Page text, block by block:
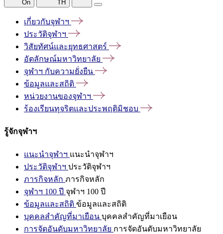
On TH
เกี่ยวกับจุฬาฯ
ประวัติจุฬาฯ
วิสัยทัศน์และยุทธศาสตร์
อัตลักษณ์มหาวิทยาลัย
จุฬาฯ กับความยั่งยืน
ข้อมูลและสถิติ
หน่วยงานของจุฬาฯ
ร้องเรียนทุจริตและประพฤติมิชอบ
รู้จักจุฬาฯ
แนะนำจุฬาฯ แนะนำจุฬาฯ
ประวัติจุฬาฯ ประวัติจุฬาฯ
ภารกิจหลัก ภารกิจหลัก
จุฬาฯ 100 ปี จุฬาฯ 100 ปี
ข้อมูลและสถิติ ข้อมูลและสถิติ
บุคคลสำคัญที่มาเยือน บุคคลสำคัญที่มาเยือน
การจัดอันดับมหาวิทยาลัย การจัดอันดับมหาวิทยาลัย